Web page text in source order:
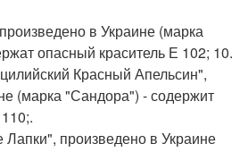
в Украине (марка
опасный краситель Е 102; 10.
Красный Апельсин",
(марка "Сандора") - содержит
произведено в Украине